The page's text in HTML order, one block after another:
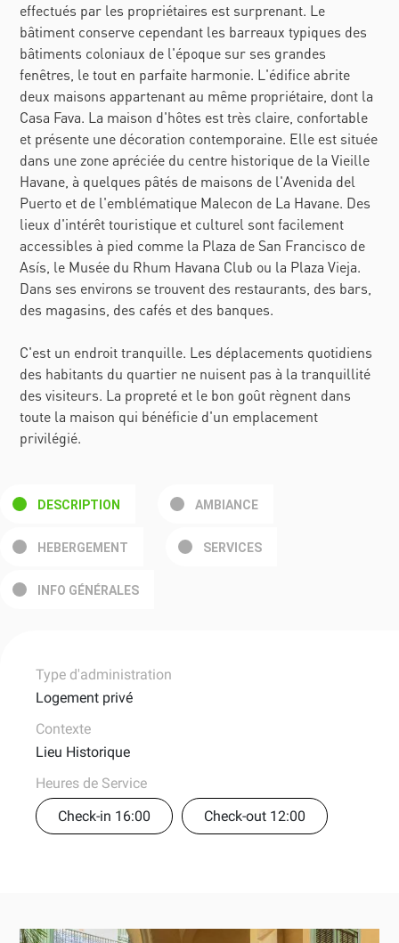
effectués par les propriétaires est surprenant. Le
bâtiment conserve cependant les barreaux typiques des
bâtiments coloniaux de l'époque sur ses grandes
fenêtres, le tout en parfaite harmonie. L'édifice abrite
deux maisons appartenant au même propriétaire, dont la
Casa Fava. La maison d'hôtes est très claire, confortable
et présente une décoration contemporaine. Elle est située
dans une zone apréciée du centre historique de la Vieille
Havane, à quelques pâtés de maisons de l'Avenida del
Puerto et de l'emblématique Malecon de La Havane. Des
lieux d'intérêt touristique et culturel sont facilement
accessibles à pied comme la Plaza de San Francisco de
Asís, le Musée du Rhum Havana Club ou la Plaza Vieja.
Dans ses environs se trouvent des restaurants, des bars,
des magasins, des cafés et des banques.
C'est un endroit tranquille. Les déplacements quotidiens
des habitants du quartier ne nuisent pas à la tranquillité
des visiteurs. La propreté et le bon goût règnent dans
toute la maison qui bénéficie d'un emplacement
privilégié.
DESCRIPTION AMBIANCE
HEBERGEMENT SERVICES
INFO GÉNÉRALES
Type d'administration
Logement privé
Contexte
Lieu Historique
Heures de Service
Check-in 16:00
Check-out 12:00